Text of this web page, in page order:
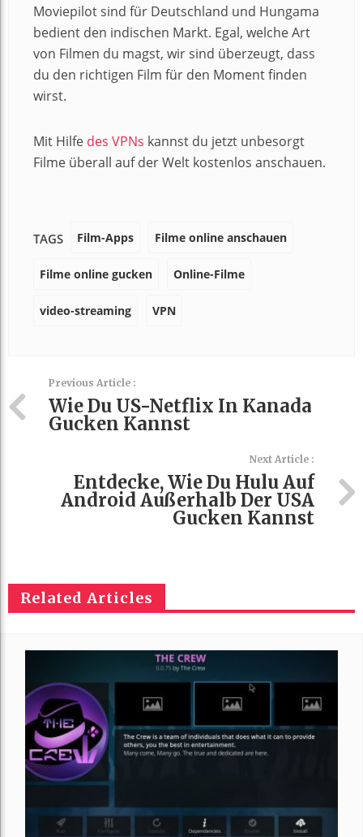
Moviepilot sind für Deutschland und Hungama
bedient den indischen Markt. Egal, welche Art
von Filmen du magst, wir sind überzeugt, dass
du den richtigen Film für den Moment finden
wirst.
Mit Hilfe des VPNs kannst du jetzt unbesorgt
Filme überall auf der Welt kostenlos anschauen.
TAGS Film-Apps Filme online anschauen
Filme online gucken Online-Filme
video-streaming VPN
Previous Article :
Wie Du US-Netflix In Kanada
Gucken Kannst
Next Article :
Entdecke, Wie Du Hulu Auf
Android Außerhalb Der USA
Gucken Kannst
Related Articles